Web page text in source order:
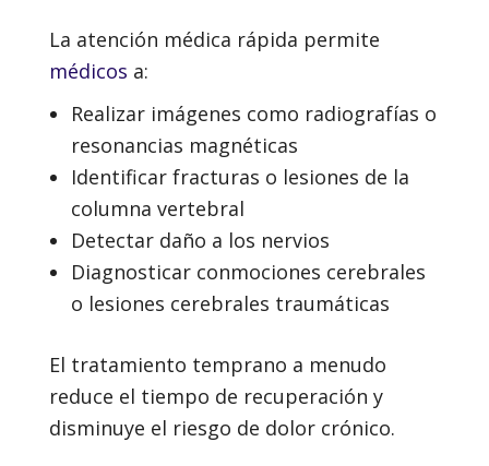
La atención médica rápida permite
médicos a:
Realizar imágenes como radiografías o
resonancias magnéticas
Identificar fracturas o lesiones de la
columna vertebral
Detectar daño a los nervios
Diagnosticar conmociones cerebrales
o lesiones cerebrales traumáticas
El tratamiento temprano a menudo
reduce el tiempo de recuperación y
disminuye el riesgo de dolor crónico.